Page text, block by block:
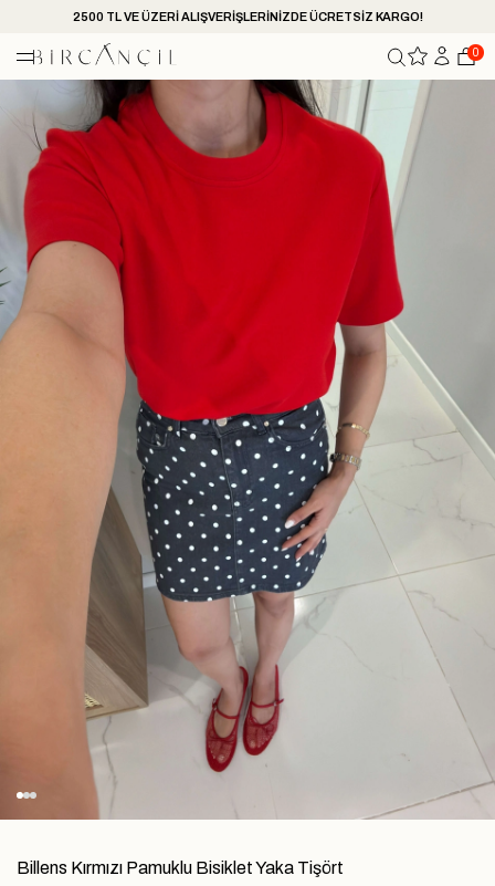
2500 TL VE ÜZERİ ALIŞVERİŞLERİNİZDE ÜCRETSİZ KARGO!
0
Billens Kırmızı Pamuklu Bisiklet Yaka Tişört